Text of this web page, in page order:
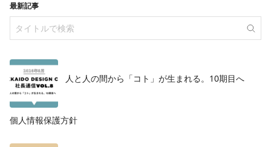
最新記事
人と人の間から「コト」が生まれる。10期目へ
個人情報保護方針